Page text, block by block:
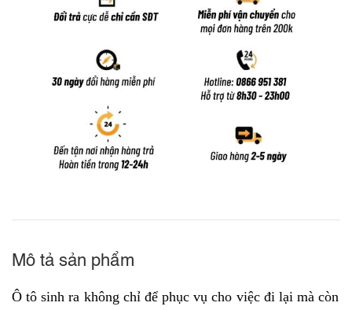
Mô tả sản phẩm
Ô tô sinh ra không chỉ để phục vụ cho việc đi lại mà còn